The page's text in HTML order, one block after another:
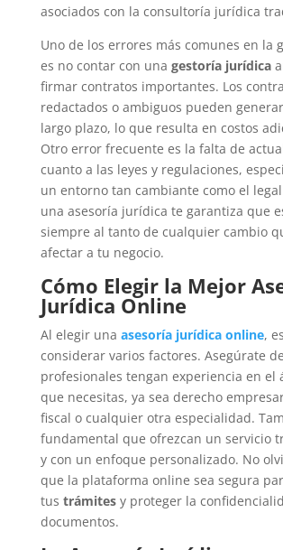
asociados con la consultoría jurídica
Uno de los errores más comunes en la
es no contar con una gestoría jurídica
firmar contratos importantes. Los
redactados o ambiguos pueden
largo plazo, lo que resulta en costos
Otro error frecuente es la falta de
cuanto a las leyes y regulaciones,
un entorno tan cambiante como el
una asesoría jurídica te garantiza que
siempre al tanto de cualquier cambio
afectar a tu negocio.
Cómo Elegir la Mejor
Jurídica Online
Al elegir una asesoría jurídica online,
considerar varios factores. Asegúrate
profesionales tengan experiencia en el
que necesitas, ya sea derecho
fiscal o cualquier otra especialidad.
fundamental que ofrezcan un servicio
y con un enfoque personalizado. No
que la plataforma online sea segura
tus trámitesy proteger la
documentos.